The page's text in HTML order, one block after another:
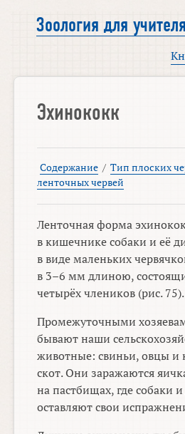
Зоология для учителя
Эхинококк
Содержание / Тип плоских
ленточных червей
Ленточная форма
в кишечнике собаки и её
в виде маленьких
в 3–6 мм длиною,
четырёх члеников (рис. 75).
Промежуточными
бывают наши
животные: свиньи, овцы и
скот. Они заражаются
на пастбищах, где собаки
оставляют свои